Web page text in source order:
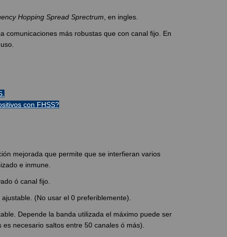
Hopping Spread Sprectrum , en ingles.
comunicaciones más robustas que con canal fijo. En
con FHSS?
mejorada que permite que se interfieran varios
e inmune.
ó canal fijo.
(No usar el 0 preferiblemente).
Depende la banda utilizada el máximo puede ser
necesario saltos entre 50 canales ó más).